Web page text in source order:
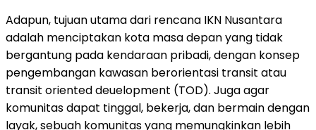
Adapun, tujuan utama dari rencana IKN Nusantara
adalah menciptakan kota masa depan yang tidak
bergantung pada kendaraan pribadi, dengan konsep
pengembangan kawasan berorientasi transit atau
transit oriented deuelopment (TOD). Juga agar
komunitas dapat tinggal, bekerja, dan bermain dengan
layak, sebuah komunitas yang memungkinkan lebih